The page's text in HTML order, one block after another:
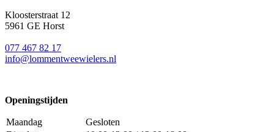
Kloosterstraat 12
5961 GE Horst
077 467 82 17
info@lommentweewielers.nl
Openingstijden
Maandag
Gesloten